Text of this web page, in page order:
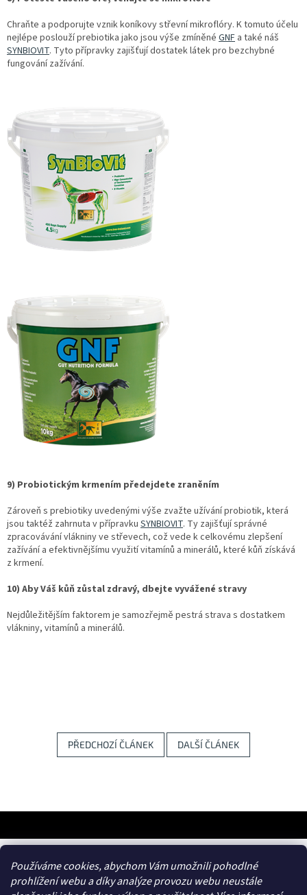
Používáme cookies, abychom Vám umožnili pohodlné
prohlížení webu a díky analýze provozu webu neustále
Chraňte a podporujte vznik koníkovy střevní mikroflóry. K tomuto účelu
nejlépe poslouží prebiotika jako jsou výše zmíněné GNF a také náš
SYNBIOVIT. Tyto přípravky zajišťují dostatek látek pro bezchybné
fungování zažívání.
9) Probiotickým krmením předejdete zraněním
Zároveň s prebiotiky uvedenými výše zvažte užívání probiotik, která
jsou taktéž zahrnuta v přípravku SYNBIOVIT. Ty zajišťují správné
zpracovávání vlákniny ve střevech, což vede k celkovému zlepšení
zažívání a efektivnějšímu využití vitamínů a minerálů, které kůň získává
z krmení.
10) Aby Váš kůň zůstal zdravý, dbejte vyvážené stravy
Nejdůležitějším faktorem je samozřejmě pestrá strava s dostatkem
vlákniny, vitamínů a minerálů.
PŘEDCHOZÍ ČLÁNEK DALŠÍ ČLÁNEK
p
frances.cz